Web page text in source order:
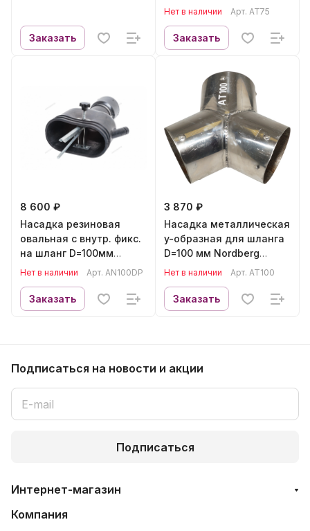
Заказать
NORDBERG AT75
Нет в наличии Арт. AT75
Заказать
8 600 ₽
Насадка резиновая
овальная с внутр. фикс.
на шланг D=100мм
NORDBERG AN100DP
Нет в наличии Арт. AN100DP
Заказать
3 870 ₽
Насадка металлическая
y-образная для шланга
D=100 мм Nordberg
AT100
Нет в наличии Арт. AT100
Заказать
Подписаться на новости и акции
Подписаться
Интернет-магазин
Компания